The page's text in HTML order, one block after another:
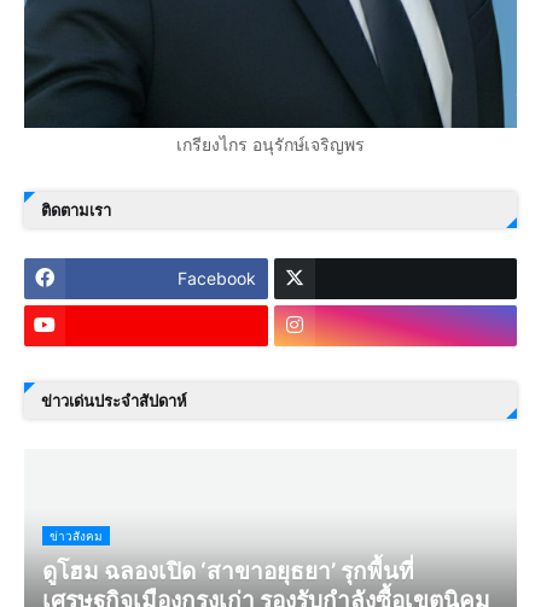
เกรียงไกร อนุรักษ์เจริญพร
ติดตามเรา
Facebook
ข่าวเด่นประจำสัปดาห์
ข่าวสังคม
ดูโฮม ฉลองเปิด ‘สาขาอยุธยา’ รุกพื้นที่
เศรษฐกิจเมืองกรุงเก่า รองรับกำลังซื้อเขตนิคม